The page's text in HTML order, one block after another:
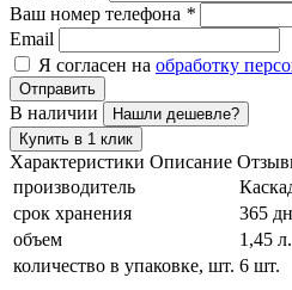
Ваш номер телефона *
Email
Я согласен на обработку
Отправить
В наличии
Нашли дешевле?
Купить в 1 клик
Характеристики Описание
производитель
срок хранения
365
объем
1,45 л.
количество в упаковке, шт. 6 шт.